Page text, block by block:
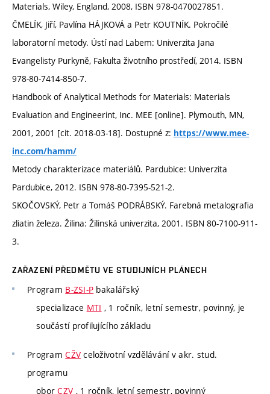
Materials, Wiley, England, 2008, ISBN 978-0470027851.
ČMELÍK, Jiří, Pavlína HÁJKOVÁ a Petr KOUTNÍK. Pokročilé
laboratorní metody. Ústí nad Labem: Univerzita Jana
Evangelisty Purkyně, Fakulta životního prostředí, 2014. ISBN
978-80-7414-850-7.
Handbook of Analytical Methods for Materials: Materials
Evaluation and Engineerint, Inc. MEE [online]. Plymouth, MN,
2001, 2001 [cit. 2018-03-18]. Dostupné z: https://www.mee-
inc.com/hamm/
Metody charakterizace materiálů. Pardubice: Univerzita
Pardubice, 2012. ISBN 978-80-7395-521-2.
SKOČOVSKÝ, Petr a Tomáš PODRÁBSKÝ. Farebná metalografia
zliatin železa. Žilina: Žilinská univerzita, 2001. ISBN 80-7100-911-
3.
ZAŘAZENÍ PŘEDMĚTU VE STUDIJNÍCH PLÁNECH
Program B-ZSI-P bakalářský
specializace MTI , 1 ročník, letní semestr, povinný, je
součástí profilujícího základu
ProgramCŽV celoživotní vzdělávání v akr. stud.
programu
oborCZV , 1 ročník, letní semestr, povinný